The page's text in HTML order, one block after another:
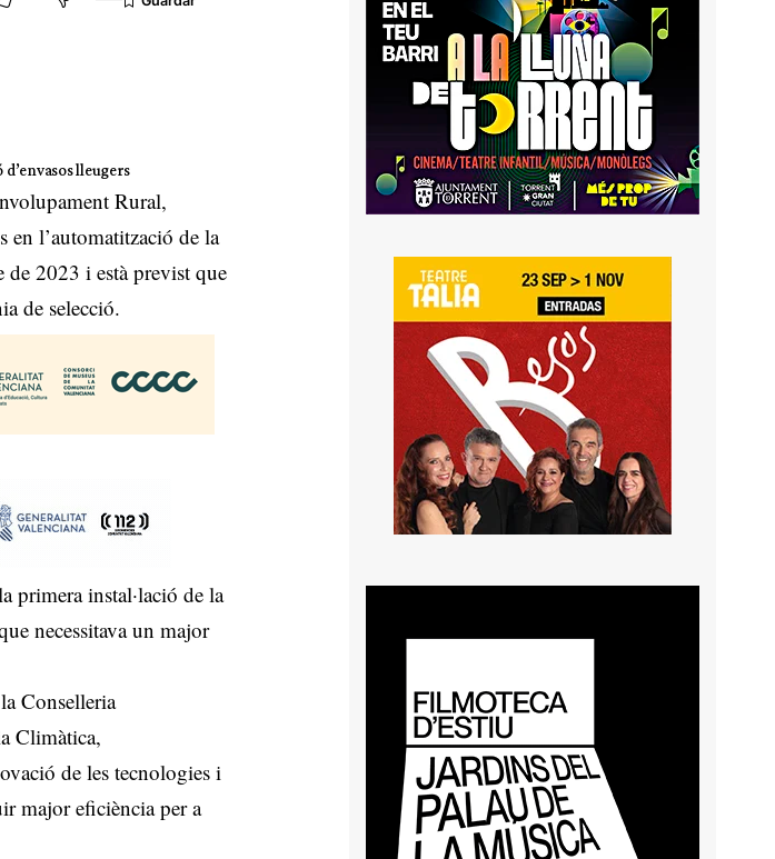
d’envasos lleugers
Rural,
l’automatització de la
de 2023 i està previst que
de selecció.
primera instal·lació de la
necessitava un major
Conselleria
Climàtica,
de les tecnologies i
major eficiència per a